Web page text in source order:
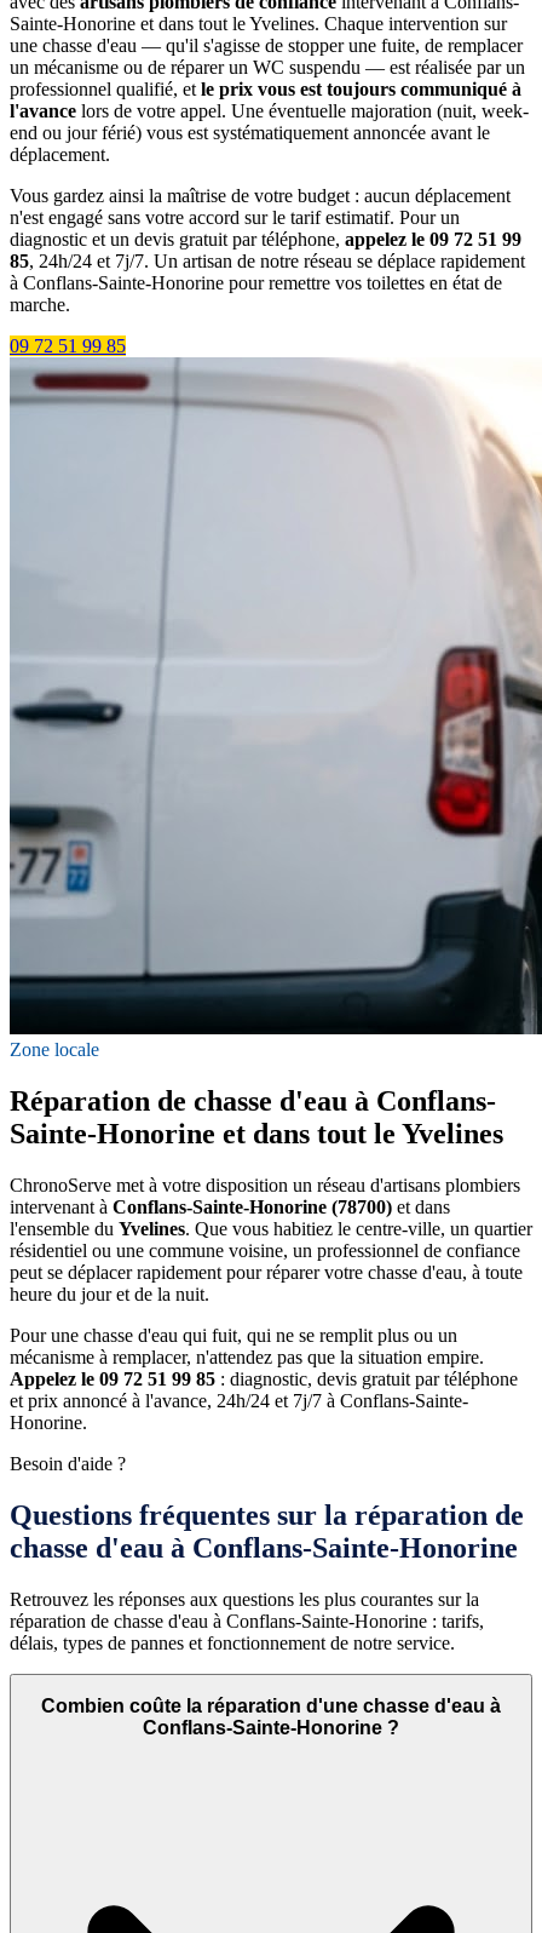
Sainte-Honorine et dans tout le Yvelines. Chaque intervention sur
une chasse d'eau — qu'il s'agisse de stopper une fuite, de remplacer
un mécanisme ou de réparer un WC suspendu — est réalisée par un
professionnel qualifié, et le prix vous est toujours communiqué à
l'avance lors de votre appel. Une éventuelle majoration (nuit, week-
end ou jour férié) vous est systématiquement annoncée avant le
déplacement.
Vous gardez ainsi la maîtrise de votre budget : aucun déplacement
n'est engagé sans votre accord sur le tarif estimatif. Pour un
diagnostic et un devis gratuit par téléphone, appelez le 09 72 51 99
85, 24h/24 et 7j/7. Un artisan de notre réseau se déplace rapidement
à Conflans-Sainte-Honorine pour remettre vos toilettes en état de
marche.
09 72 51 99 85
Zone locale
Réparation de chasse d'eau à Conflans-
Sainte-Honorine et dans tout le Yvelines
ChronoServe met à votre disposition un réseau d'artisans plombiers
intervenant à Conflans-Sainte-Honorine (78700) et dans
l'ensemble du Yvelines. Que vous habitiez le centre-ville, un quartier
résidentiel ou une commune voisine, un professionnel de confiance
peut se déplacer rapidement pour réparer votre chasse d'eau, à toute
heure du jour et de la nuit.
Pour une chasse d'eau qui fuit, qui ne se remplit plus ou un
mécanisme à remplacer, n'attendez pas que la situation empire.
Appelez le 09 72 51 99 85 : diagnostic, devis gratuit par téléphone
et prix annoncé à l'avance, 24h/24 et 7j/7 à Conflans-Sainte-
Honorine.
Besoin d'aide ?
Questions fréquentes sur la réparation de
chasse d'eau à Conflans-Sainte-Honorine
Retrouvez les réponses aux questions les plus courantes sur la
réparation de chasse d'eau à Conflans-Sainte-Honorine : tarifs,
délais, types de pannes et fonctionnement de notre service.
Combien coûte la réparation d'une chasse d'eau à
Conflans-Sainte-Honorine ?